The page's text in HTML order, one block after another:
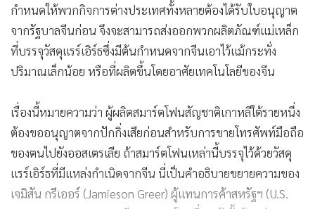
กำหนดให้พวกกิจการต่างประเทศทั้งหลายต้องได้รับใบอนุญาต
จากรัฐบาลจีนก่อน จึงจะสามารถส่งออกพวกผลิตภัณฑ์แม่เหล็ก
ที่บรรจุวัสดุแรร์เอิร์ธซึ่งมีต้นกำหนดจากจีนเอาไว้แม้กระทั่ง
ปริมาณเล็กน้อย หรือที่ผลิตขึ้นโดยอาศัยเทคโนโลยีของจีน
เรื่องนี้หมายความว่า ผู้ผลิตสมาร์ตโฟนสัญชาติเกาหลีใต้รายหนึ่ง
ต้องขออนุญาตจากปักกิ่งเสียก่อนสำหรับการขายโทรศัพท์มือถือ
ของตนไปยังออสเตรเลีย ถ้าสมาร์ตโฟนเหล่านี้บรรจุไว้ด้วยวัสดุ
แรร์เอิร์ธที่มีแหล่งกำเนิดจากจีน นี่เป็นคำอธิบายขยายความของ
เจมิสัน กรีเออร์ (Jamieson Greer) ผู้แทนการค้าสหรัฐฯ (U.S.